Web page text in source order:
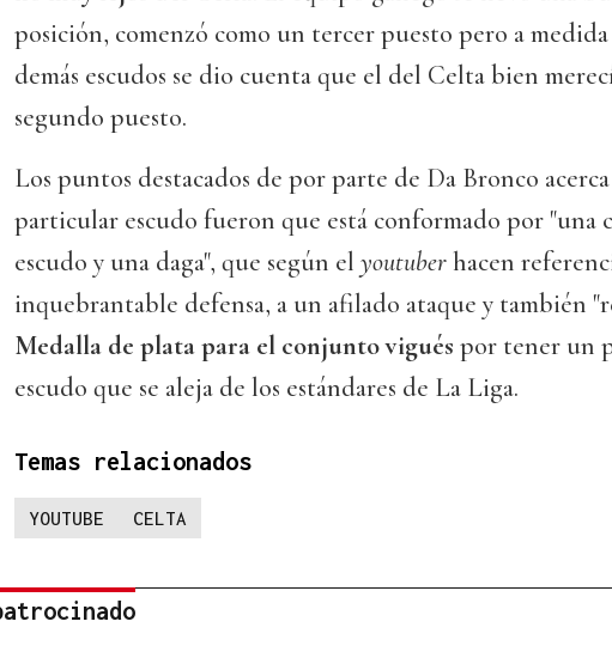
posición, comenzó como un tercer puesto pero a
demás escudos se dio cuenta que el del Celta bien
segundo puesto.
Los puntos destacados de por parte de Da Bronco
particular escudo fueron que está conformado por "una
escudo y una daga", que según el youtuberhacen
inquebrantable defensa, a un afilado ataque y también
Medalla de plata para el conjunto vigués por tener un
escudo que se aleja de los estándares de La Liga.
Temas relacionados
YOUTUBE CELTA